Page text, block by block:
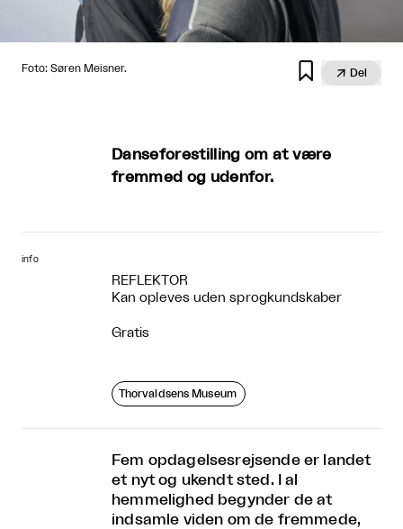
Foto: Søren Meisner.   Del
Danseforestilling om at være
fremmed og udenfor.
info
REFLEKTOR
Kan opleves uden sprogkundskaber
Gratis
Thorvaldsens Museum
Fem opdagelsesrejsende er landet
et nyt og ukendt sted. I al
hemmelighed begynder de at
indsamle viden om de fremmede,